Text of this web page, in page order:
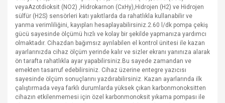
veyaAzotdioksit (NO2) ,Hidrokarnon (CxHy),Hidrojen (H2) ve Hidrojen
sülfür (H2S) sensörleri katı yakıtlarda da rahatlıkla kullanabilir ve
yanma verimliliğini, kayıpları hesaplayabilirsiniz.2.60 l/dk pompa çekiş
gücü sayesinde ölçümü hızlı ve kolay bir şekilde yapmanıza yardımcı
olmaktadır. Cihazdan bağımsız ayrılabilen el kontrol ünitesi ile kazan
ayarlarınızda cihaz ölçüm yerinde kalır ve sizler ekranı yanınıza alarak
ön tarafta rahatlıkla ayar yapabilirsiniz.Bu sayede zamandan ve
emekten tasarruf edebilirsiniz. Cihaz üzerine entegre yazıcısı
sayesinde ölçüm sonuçlarını yazdırabilirsiniz. Kazan ayarlarında ilk
çalıştırmada veya farklı durumlarda yüksek çıkan karbonmonoksitten
cihazın etkilenmemesi için özel karbonmonoksit yıkama pompası ile